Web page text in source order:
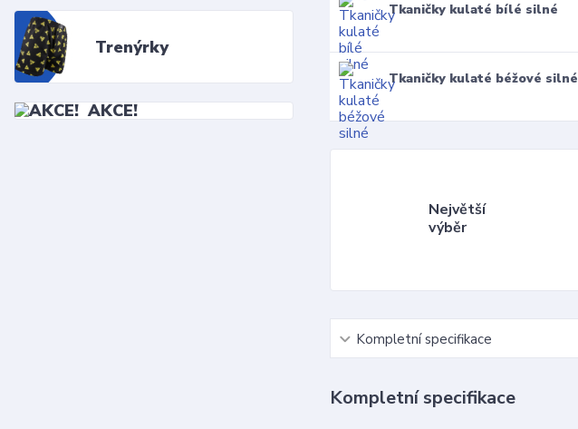
Trenýrky
AKCE!
Tkaničky kulaté bílé silné
Tkaničky kulaté béžové silné
Největší
výběr
Kompletní specifikace
Kompletní specifikace